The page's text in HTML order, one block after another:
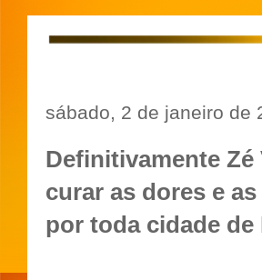
sábado, 2 de janeiro de
Definitivamente Zé
curar as dores e
por toda cidade de